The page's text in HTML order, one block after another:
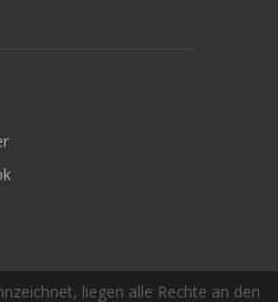
liegen alle Rechte an den